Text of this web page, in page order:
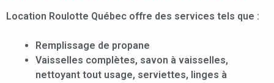
Location Roulotte Québec offre des services tels que :
Remplissage de propane
Vaisselles complètes, savon à vaisselles,
nettoyant tout usage, serviettes, linges à